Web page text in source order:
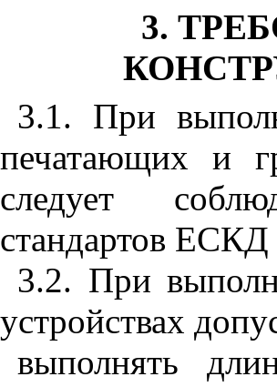
3.
3.1. При
печатающих и
следует
стандартов ЕСКД
3.2. При
устройствах
выполнять